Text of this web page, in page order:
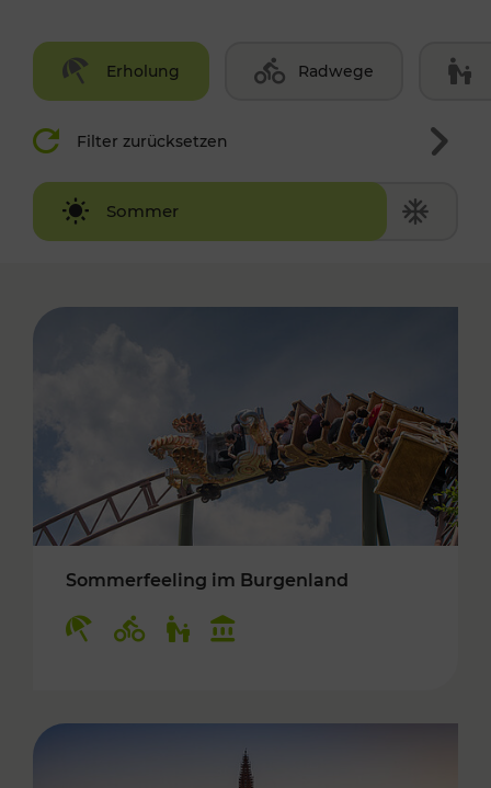
Erholung Radwege
Filter zurücksetzen
Sommer
Winter
Sommerfeeling im Burgenland